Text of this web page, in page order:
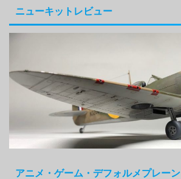
ニューキットレビュー
アニメ・ゲーム・デフォルメプレーン